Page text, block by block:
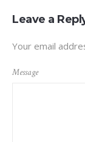
Leave a
Your email
Message